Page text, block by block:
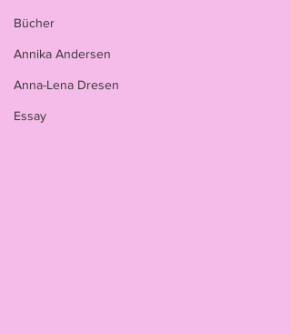
Bücher
Annika Andersen
Anna-Lena Dresen
Essay